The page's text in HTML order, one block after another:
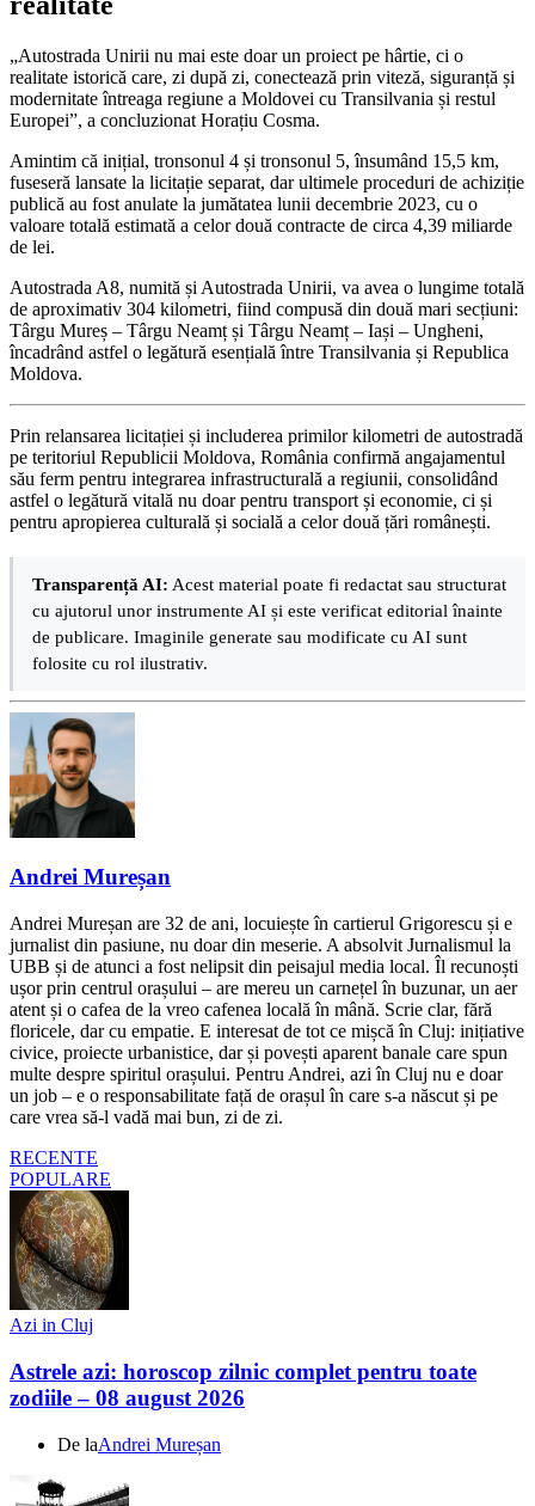
„Autostrada Unirii nu mai este doar un proiect pe hârtie, ci o
realitate istorică care, zi după zi, conectează prin viteză, siguranță și
modernitate întreaga regiune a Moldovei cu Transilvania și restul
Europei”, a concluzionat Horațiu Cosma.
Amintim că inițial, tronsonul 4 și tronsonul 5, însumând 15,5 km,
fuseseră lansate la licitație separat, dar ultimele proceduri de achiziție
publică au fost anulate la jumătatea lunii decembrie 2023, cu o
valoare totală estimată a celor două contracte de circa 4,39 miliarde
de lei.
Autostrada A8, numită și Autostrada Unirii, va avea o lungime totală
de aproximativ 304 kilometri, fiind compusă din două mari secțiuni:
Târgu Mureș – Târgu Neamț și Târgu Neamț – Iași – Ungheni,
încadrând astfel o legătură esențială între Transilvania și Republica
Moldova.
Prin relansarea licitației și includerea primilor kilometri de autostradă
pe teritoriul Republicii Moldova, România confirmă angajamentul
său ferm pentru integrarea infrastructurală a regiunii, consolidând
astfel o legătură vitală nu doar pentru transport și economie, ci și
pentru apropierea culturală și socială a celor două țări românești.
Transparență AI: Acest material poate fi redactat sau structurat
cu ajutorul unor instrumente AI și este verificat editorial înainte
de publicare. Imaginile generate sau modificate cu AI sunt
folosite cu rol ilustrativ.
Andrei Mureșan
Andrei Mureșan are 32 de ani, locuiește în cartierul Grigorescu și e
jurnalist din pasiune, nu doar din meserie. A absolvit Jurnalismul la
UBB și de atunci a fost nelipsit din peisajul media local. Îl recunoști
ușor prin centrul orașului – are mereu un carnețel în buzunar, un aer
atent și o cafea de la vreo cafenea locală în mână. Scrie clar, fără
floricele, dar cu empatie. E interesat de tot ce mișcă în Cluj: inițiative
civice, proiecte urbanistice, dar și povești aparent banale care spun
multe despre spiritul orașului. Pentru Andrei, azi în Cluj nu e doar
un job – e o responsabilitate față de orașul în care s-a născut și pe
care vrea să-l vadă mai bun, zi de zi.
RECENTE
POPULARE
Azi in Cluj
Astrele azi: horoscop zilnic complet pentru toate
zodiile – 08 august 2026
De laAndrei Mureșan